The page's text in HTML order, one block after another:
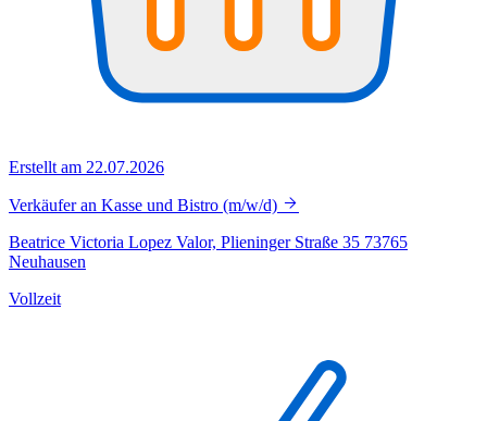
Erstellt am 22.07.2026
Verkäufer an Kasse und Bistro (m/w/d)
Beatrice Victoria Lopez Valor, Plieninger Straße 35 73765
Neuhausen
Vollzeit